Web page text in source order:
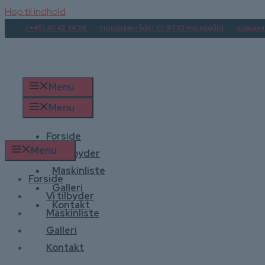
Hop til indhold
(+45) 40 42 34 36 Industriområdet 111, 8732 Hovedgård
Menu
Menu
Forside
Vi tilbyder
Maskinliste
Galleri
Kontakt
Menu
Forside
Vi tilbyder
Maskinliste
Galleri
Kontakt